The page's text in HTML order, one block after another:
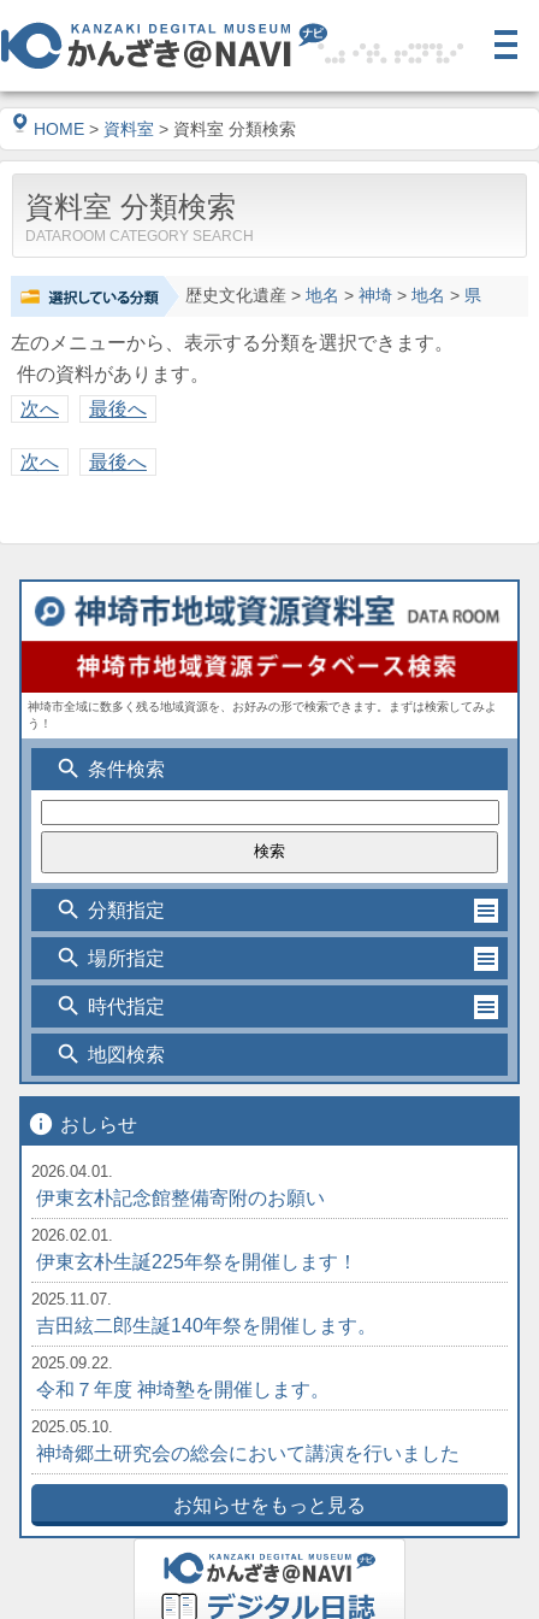
HOME > 資料室 > 資料室 分類検索
資料室 分類検索
DATAROOM CATEGORY SEARCH
歴史文化遺産> 地名 > 神埼> 地名 > 県
左のメニューから、表示する分類を選択できます。
件の資料があります。
次へ
最後へ
次へ 最後へ
神埼市全域に数多く残る地域資源を、お好みの形で検索できます。まずは検索してみよ
う！
search 条件検索
search 分類指定
search 場所指定
search 時代指定
search 地図検索
info おしらせ
2026.04.01.
伊東玄朴記念館整備寄附のお願い
2026.02.01.
伊東玄朴生誕225年祭を開催します！
2025.11.07.
吉田絃二郎生誕140年祭を開催します。
2025.09.22.
令和７年度 神埼塾を開催します。
2025.05.10.
神埼郷土研究会の総会において講演を行いました
お知らせをもっと見る